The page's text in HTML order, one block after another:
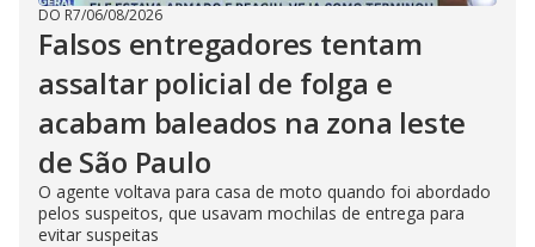
DO R7/06/08/2026
Falsos entregadores tentam
assaltar policial de folga e
acabam baleados na zona leste
de São Paulo
O agente voltava para casa de moto quando foi abordado
pelos suspeitos, que usavam mochilas de entrega para
evitar suspeitas